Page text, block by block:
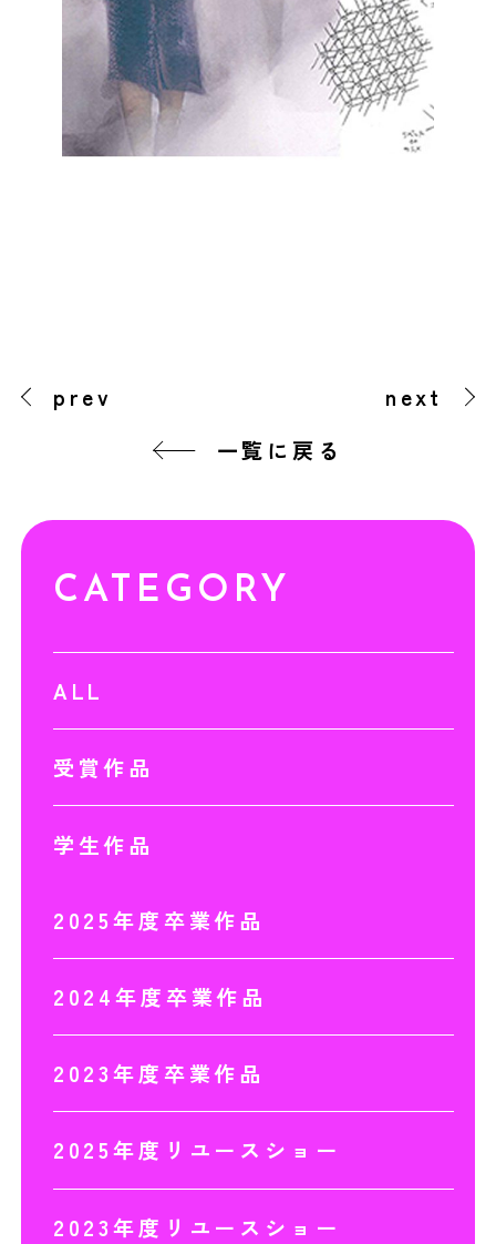
prev
一覧に戻る
next
CATEGORY
ALL
受賞作品
学生作品
2025年度卒業作品
2024年度卒業作品
2023年度卒業作品
2025年度リユースショー
2023年度リユースショー